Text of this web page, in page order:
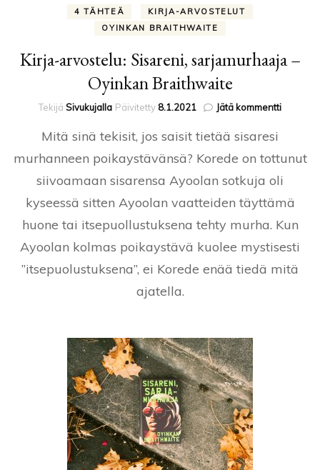
4 TÄHTEÄ
KIRJA-ARVOSTELUT
OYINKAN BRAITHWAITE
Kirja-arvostelu: Sisareni, sarjamurhaaja –
Oyinkan Braithwaite
Tekijä Sivukujalla Päivitetty 8.1.2021 Jätä kommentti
–
Mitä sinä tekisit, jos saisit tietää sisaresi
murhanneen poikaystävänsä? Korede on tottunut
siivoamaan sisarensa Ayoolan sotkuja oli
kyseessä sitten Ayoolan vaatteiden täyttämä
huone tai itsepuollustuksena tehty murha. Kun
Ayoolan kolmas poikaystävä kuolee mystisesti
”itsepuolustuksena”, ei Korede enää tiedä mitä
ajatella.